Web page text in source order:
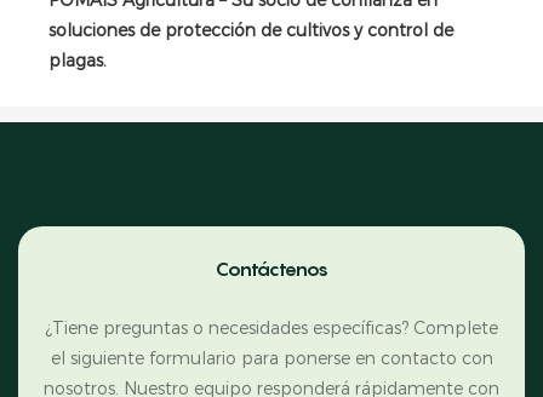
soluciones de protección de cultivos y control de
plagas.
Contáctenos
¿Tiene preguntas o necesidades específicas? Complete
el siguiente formulario para ponerse en contacto con
nosotros. Nuestro equipo responderá rápidamente con